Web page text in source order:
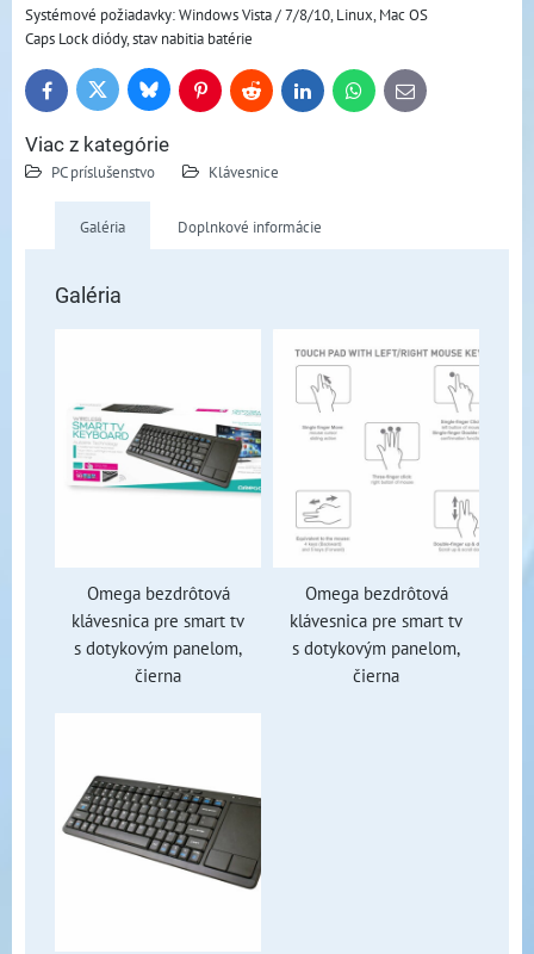
Systémové požiadavky: Windows Vista / 7/8/10, Linux, Mac OS
Caps Lock diódy, stav nabitia batérie
FacebookTwitter BlueskyPinterestReddit LinkedInWhatsApp
E-
mail
Viac z kategórie
PC príslušenstvo Klávesnice
Galéria Doplnkové informácie
Galéria
Omega bezdrôtová
klávesnica pre smart tv
s dotykovým panelom,
čierna
Omega bezdrôtová
klávesnica pre smart tv
s dotykovým panelom,
čierna